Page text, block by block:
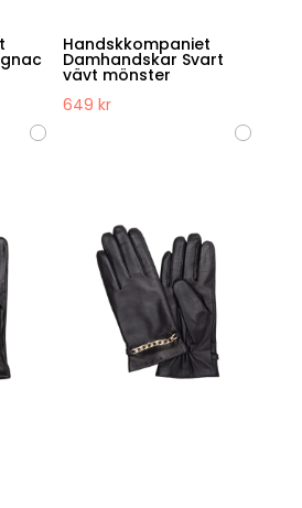
Handskkompaniet
Damhandskar Svart
vävt mönster
649kr